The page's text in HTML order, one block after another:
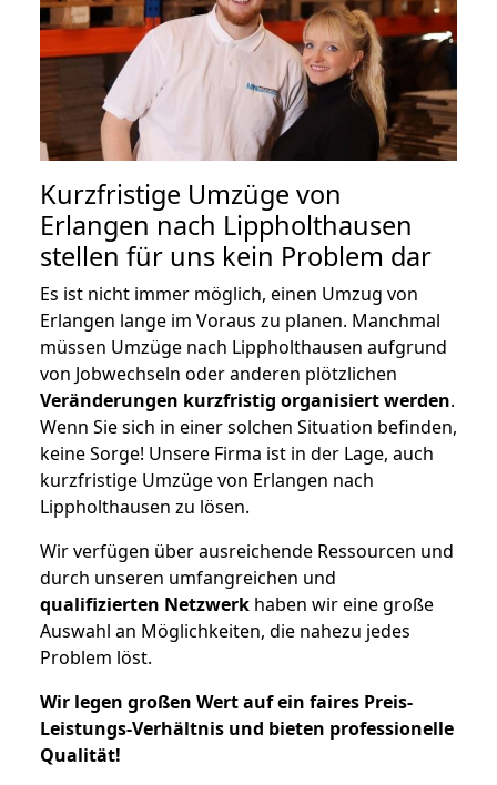
Kurzfristige Umzüge von
Erlangen nach Lippholthausen
stellen für uns kein Problem dar
Es ist nicht immer möglich, einen Umzug von
Erlangen lange im Voraus zu planen. Manchmal
müssen Umzüge nach Lippholthausen aufgrund
von Jobwechseln oder anderen plötzlichen
Veränderungen kurzfristig organisiert werden.
Wenn Sie sich in einer solchen Situation befinden,
keine Sorge! Unsere Firma ist in der Lage, auch
kurzfristige Umzüge von Erlangen nach
Lippholthausen zu lösen.
Wir verfügen über ausreichende Ressourcen und
durch unseren umfangreichen und
qualifizierten Netzwerk haben wir eine große
Auswahl an Möglichkeiten, die nahezu jedes
Problem löst.
Wir legen großen Wert auf ein faires Preis-
Leistungs-Verhältnis und bieten professionelle
Qualität!